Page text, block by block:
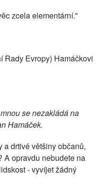
zcela elementární."
Rady Evropy) Hamáčkovi
se nezakládá na
Hamáček.
a drtivé většiny občanů,
A opravdu nebudete na
- vyvíjet žádný